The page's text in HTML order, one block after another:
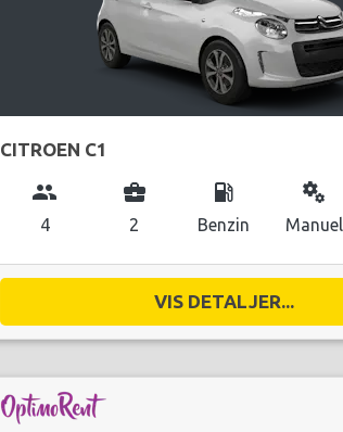
CITROEN C1
group
4
business_center
2
local_gas_station
Benzin
miscellaneous_services
Manuel
VIS DETALJER...